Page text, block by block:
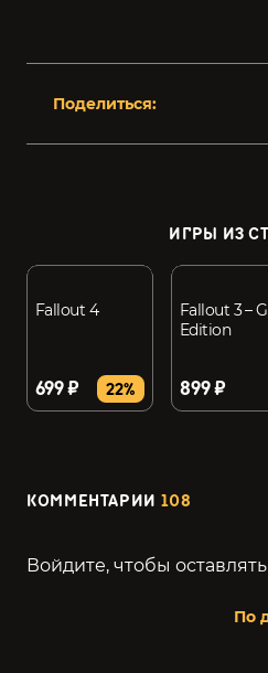
Поделиться:
ИГРЫ ИЗ
Fallout 4
699 ₽ 22%
Fallout 3 –
Edition
899 ₽
КОММЕНТАРИИ 108
Войдите, чтобы
По